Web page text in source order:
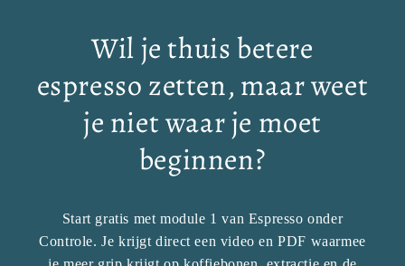
Wil je thuis betere
espresso zetten, maar weet
je niet waar je moet
beginnen?
Start gratis met module 1 van Espresso onder
Controle. Je krijgt direct een video en PDF waarmee